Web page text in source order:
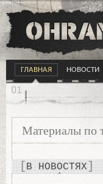
ГЛАВНАЯ НОВОСТИ
Материалы по
В НОВОСТЯХ